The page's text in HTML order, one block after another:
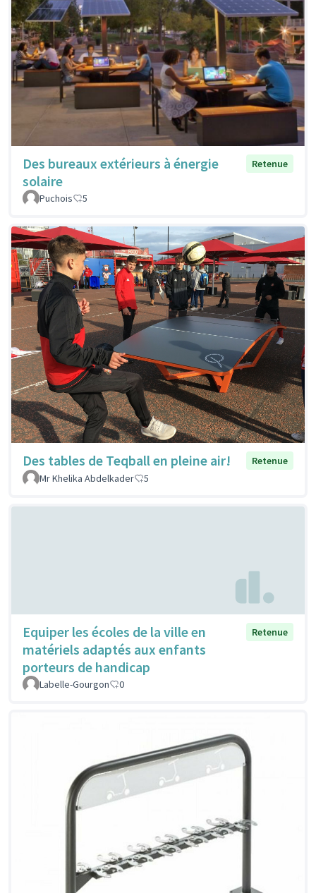
Des bureaux extérieurs à énergie
solaire
Retenue
Puchois 5
Des tables de Teqball en pleine air!
Retenue
Mr Khelika Abdelkader
5
Equiper les écoles de la ville en
matériels adaptés aux enfants
porteurs de handicap
Retenue
Labelle-Gourgon 0